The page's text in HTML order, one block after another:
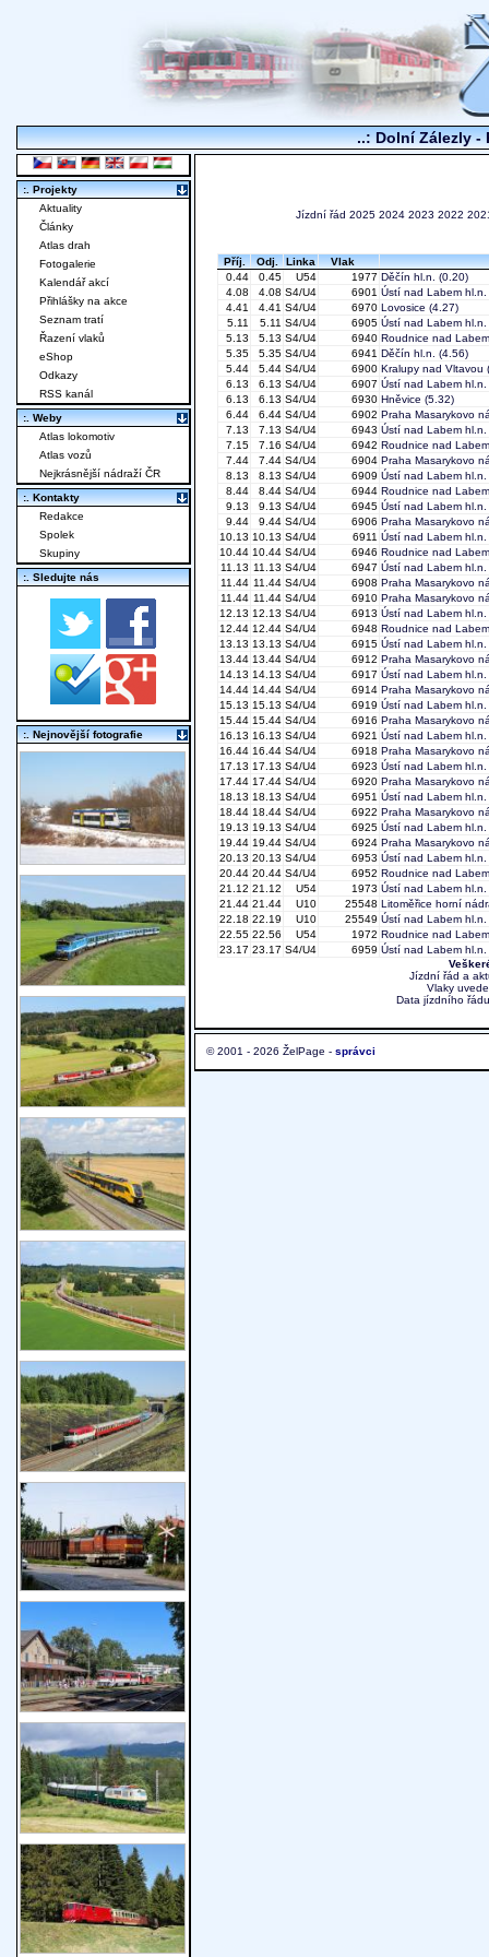
..: Dolní Zálezly -
Jízdní řád 2025 2024 2023 2022
Příj. Odj. Linka
Vlak
0.44
0.45 U54 1977 Děčín hl.n. (0.20)
4.08
4.08 S4/U4 6901 Ústí nad Labem hl.n.
4.41
4.41 S4/U4 6970 Lovosice (4.27)
5.11
5.11 S4/U4 6905 Ústí nad Labem hl.n.
5.13
5.13 S4/U4 6940 Roudnice nad Labem
5.35
5.35 S4/U4 6941 Děčín hl.n. (4.56)
5.44
5.44 S4/U4 6900 Kralupy nad Vltavou
6.13
6.13 S4/U4 6907 Ústí nad Labem hl.n.
6.13
6.13 S4/U4 6930 Hněvice (5.32)
6.44
6.44 S4/U4 6902 Praha Masarykovo
7.13
7.13 S4/U4 6943 Ústí nad Labem hl.n.
7.15
7.16 S4/U4 6942 Roudnice nad Labem
7.44
7.44 S4/U4 6904 Praha Masarykovo
8.13
8.13 S4/U4 6909 Ústí nad Labem hl.n.
8.44
8.44 S4/U4 6944 Roudnice nad Labem
9.13
9.13 S4/U4 6945 Ústí nad Labem hl.n.
9.44
9.44 S4/U4 6906 Praha Masarykovo
10.13 10.13 S4/U4 6911 Ústí nad Labem hl.n.
10.44 10.44 S4/U4 6946 Roudnice nad Labem
11.13 11.13 S4/U4 6947 Ústí nad Labem hl.n.
11.44 11.44 S4/U4 6908 Praha Masarykovo
11.44 11.44 S4/U4 6910 Praha Masarykovo
12.13 12.13 S4/U4 6913 Ústí nad Labem hl.n.
12.44 12.44 S4/U4 6948 Roudnice nad Labem
13.13 13.13 S4/U4 6915 Ústí nad Labem hl.n.
13.44 13.44 S4/U4 6912 Praha Masarykovo
14.13 14.13 S4/U4 6917 Ústí nad Labem hl.n.
14.44 14.44 S4/U4 6914 Praha Masarykovo
15.13 15.13 S4/U4 6919 Ústí nad Labem hl.n.
15.44 15.44 S4/U4 6916 Praha Masarykovo
16.13 16.13 S4/U4 6921 Ústí nad Labem hl.n.
16.44 16.44 S4/U4 6918 Praha Masarykovo
17.13 17.13 S4/U4 6923 Ústí nad Labem hl.n.
17.44 17.44 S4/U4 6920 Praha Masarykovo
18.13 18.13 S4/U4 6951 Ústí nad Labem hl.n.
18.44 18.44 S4/U4 6922 Praha Masarykovo
19.13 19.13 S4/U4 6925 Ústí nad Labem hl.n.
19.44 19.44 S4/U4 6924 Praha Masarykovo
20.13 20.13 S4/U4 6953 Ústí nad Labem hl.n.
20.44 20.44 S4/U4 6952 Roudnice nad Labem
21.12 21.12 U54 1973 Ústí nad Labem hl.n.
21.44 21.44 U10 25548 Litoměřice horní
22.18 22.19 U10 25549 Ústí nad Labem hl.n.
22.55 22.56 U54 1972 Roudnice nad Labem
23.17 23.17 S4/U4 6959 Ústí nad Labem hl.n.
Jízdní řád a
Vlaky
Data jízdního
© 2001 - 2026 ŽelPage - správci
:. Projekty
Aktuality
Články
Atlas drah
Fotogalerie
Kalendář akcí
Přihlášky na akce
Seznam tratí
Řazení vlaků
eShop
Odkazy
RSS kanál
:. Weby
Atlas lokomotiv
Atlas vozů
Nejkrásnější nádraží ČR
:. Kontakty
Redakce
Spolek
Skupiny
:. Sledujte nás
:. Nejnovější fotografie